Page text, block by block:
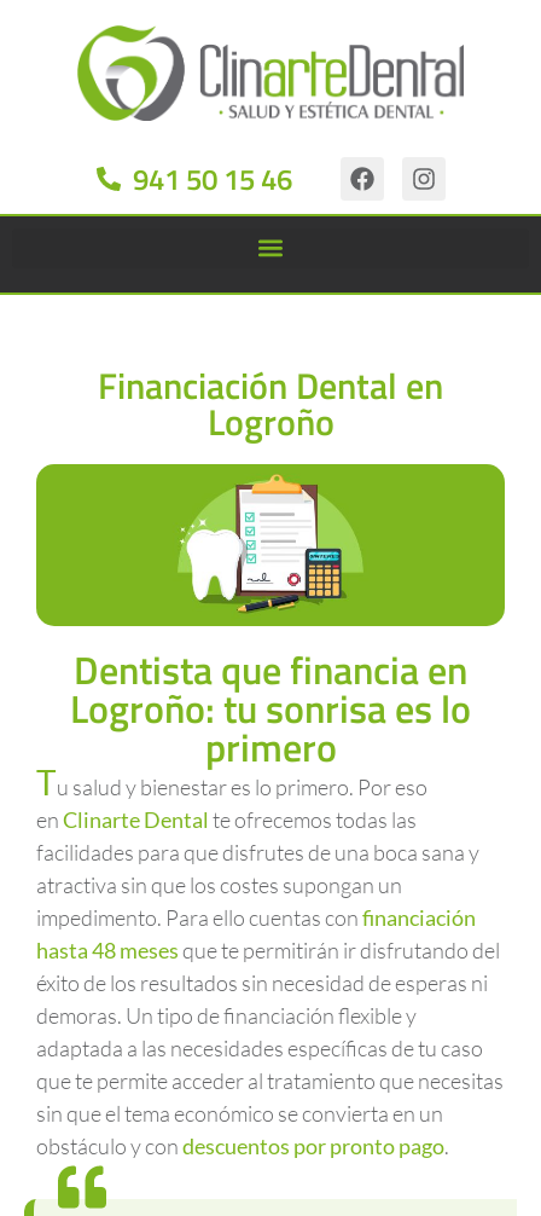
941 50 15 46
Financiación Dental en
Logroño
Dentista que financia en
Logroño: tu sonrisa es lo
primero
Tu salud y bienestar es lo primero. Por eso
enClinarte Dental te ofrecemos todas las
facilidades para que disfrutes de una boca sana y
atractiva sin que los costes supongan un
impedimento. Para ello cuentas confinanciación
hasta 48 mesesque te permitirán ir disfrutando del
éxito de los resultados sin necesidad de esperas ni
demoras. Un tipo de financiación flexible y
adaptada a las necesidades específicas de tu caso
que te permite acceder al tratamiento que necesitas
sin que el tema económico se convierta en un
obstáculo y condescuentos por pronto pago.